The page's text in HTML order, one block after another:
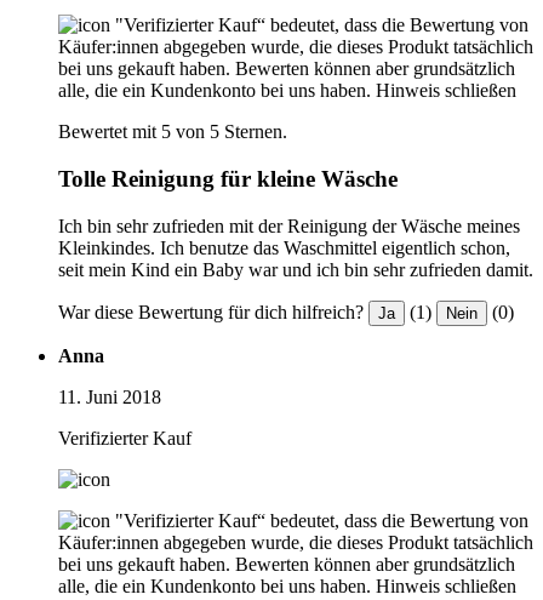
"Verifizierter Kauf“ bedeutet, dass die Bewertung von
Käufer:innen abgegeben wurde, die dieses Produkt tatsächlich
bei uns gekauft haben. Bewerten können aber grundsätzlich
alle, die ein Kundenkonto bei uns haben. Hinweis schließen
Bewertet mit 5 von 5 Sternen.
Tolle Reinigung für kleine Wäsche
Ich bin sehr zufrieden mit der Reinigung der Wäsche meines
Kleinkindes. Ich benutze das Waschmittel eigentlich schon,
seit mein Kind ein Baby war und ich bin sehr zufrieden damit.
War diese Bewertung für dich hilfreich? Ja (1) Nein (0)
Anna
11. Juni 2018
Verifizierter Kauf
"Verifizierter Kauf“ bedeutet, dass die Bewertung von
Käufer:innen abgegeben wurde, die dieses Produkt tatsächlich
bei uns gekauft haben. Bewerten können aber grundsätzlich
alle, die ein Kundenkonto bei uns haben. Hinweis schließen